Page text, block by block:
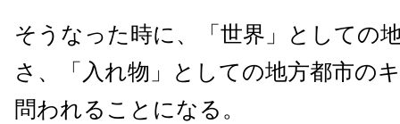
そうなった時に、「世界」としての
さ、「入れ物」としての地方都市の
問われることになる。